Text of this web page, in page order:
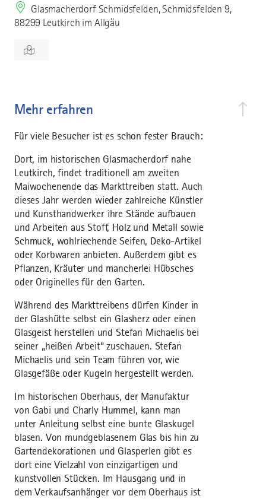
Glasmacherdorf Schmidsfelden, Schmidsfelden 9,
88299 Leutkirch im Allgäu
Mehr erfahren
Für viele Besucher ist es schon fester Brauch:
Dort, im historischen Glasmacherdorf nahe
Leutkirch, findet traditionell am zweiten
Maiwochenende das Markttreiben statt. Auch
dieses Jahr werden wieder zahlreiche Künstler
und Kunsthandwerker ihre Stände aufbauen
und Arbeiten aus Stoff, Holz und Metall sowie
Schmuck, wohlriechende Seifen, Deko-Artikel
oder Korbwaren anbieten. Außerdem gibt es
Pflanzen, Kräuter und mancherlei Hübsches
oder Originelles für den Garten.
Während des Markttreibens dürfen Kinder in
der Glashütte selbst ein Glasherz oder einen
Glasgeist herstellen und Stefan Michaelis bei
seiner „heißen Arbeit“ zuschauen. Stefan
Michaelis und sein Team führen vor, wie
Glasgefäße oder Kugeln hergestellt werden.
Im historischen Oberhaus, der Manufaktur
von Gabi und Charly Hummel, kann man
unter Anleitung selbst eine bunte Glaskugel
blasen. Von mundgeblasenem Glas bis hin zu
Gartendekorationen und Glasperlen gibt es
dort eine Vielzahl von einzigartigen und
kunstvollen Stücken. Im Hausgang und in
dem Verkaufsanhänger vor dem Oberhaus ist